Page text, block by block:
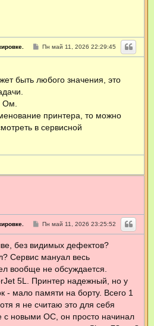
С
е
Пн май 11, 2026 22:29:45
быть любого значения, это
Ом.
принтера, то можно
в сервисной
С
б
щ
е
е
Пн май 11, 2026 23:25:52
без видимых дефектов?
Сервис мануал весь
вообще не обсуждается.
5L. Принтер надежный, но у
- мало памяти на борту. Всего 1
я не считаю это для себя
с новыми ОС, он просто начинал